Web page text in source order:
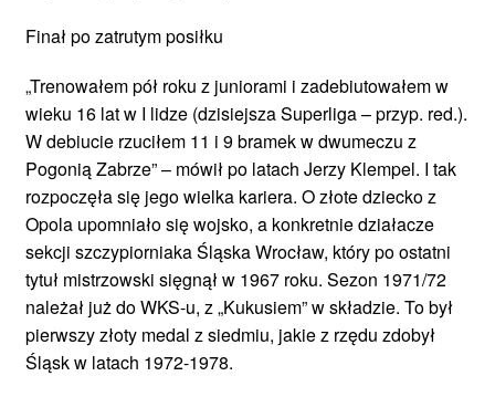
Finał po zatrutym posiłku
„Trenowałem pół roku z juniorami i zadebiutowałem w
wieku 16 lat w I lidze (dzisiejsza Superliga – przyp. red.).
W debiucie rzuciłem 11 i 9 bramek w dwumeczu z
Pogonią Zabrze” – mówił po latach Jerzy Klempel. I tak
rozpoczęła się jego wielka kariera. O złote dziecko z
Opola upomniało się wojsko, a konkretnie działacze
sekcji szczypiorniaka Śląska Wrocław, który po ostatni
tytuł mistrzowski sięgnął w 1967 roku. Sezon 1971/72
należał już do WKS-u, z „Kukusiem” w składzie. To był
pierwszy złoty medal z siedmiu, jakie z rzędu zdobył
Śląsk w latach 1972-1978.